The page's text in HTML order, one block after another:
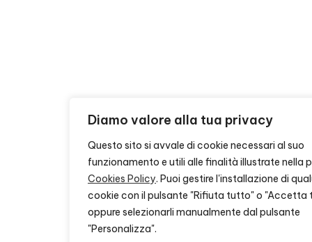
Diamo valore alla tua privacy
Questo sito si avvale di cookie necessari al suo
funzionamento e utili alle finalità illustrate nella
Cookies Policy. Puoi gestire l'installazione di
cookie con il pulsante "Rifiuta tutto" o "Accetta
oppure selezionarli manualmente dal pulsante
"Personalizza".